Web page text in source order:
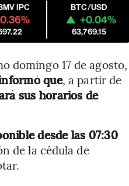
IPC BTC/USD
+0.04%
63,769.15
domingo 17 de agosto,
que, a partir de
sus horarios de
desde las 07:30
de la cédula de